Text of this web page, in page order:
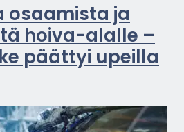
osaa­mis­ta ja
hoiva-​alalle –
päät­tyi upeil­la